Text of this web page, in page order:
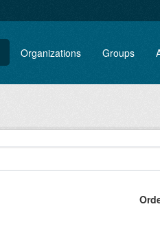
Organizations Groups